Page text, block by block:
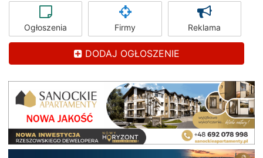
Ogłoszenia Firmy Reklama
DODAJ OGŁOSZENIE